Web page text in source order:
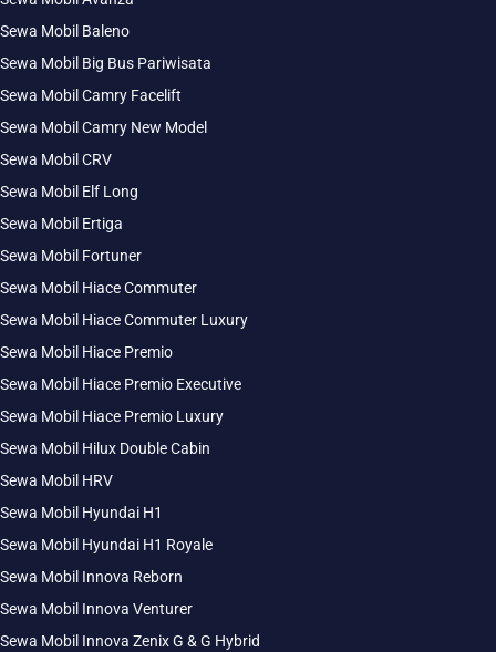
Sewa Mobil Baleno
Sewa Mobil Big Bus Pariwisata
Sewa Mobil Camry Facelift
Sewa Mobil Camry New Model
Sewa Mobil CRV
Sewa Mobil Elf Long
Sewa Mobil Ertiga
Sewa Mobil Fortuner
Sewa Mobil Hiace Commuter
Sewa Mobil Hiace Commuter Luxury
Sewa Mobil Hiace Premio
Sewa Mobil Hiace Premio Executive
Sewa Mobil Hiace Premio Luxury
Sewa Mobil Hilux Double Cabin
Sewa Mobil HRV
Sewa Mobil Hyundai H1
Sewa Mobil Hyundai H1 Royale
Sewa Mobil Innova Reborn
Sewa Mobil Innova Venturer
Sewa Mobil Innova Zenix G & G Hybrid